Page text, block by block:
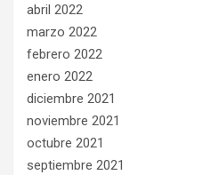
abril 2022
marzo 2022
febrero 2022
enero 2022
diciembre 2021
noviembre 2021
octubre 2021
septiembre 2021